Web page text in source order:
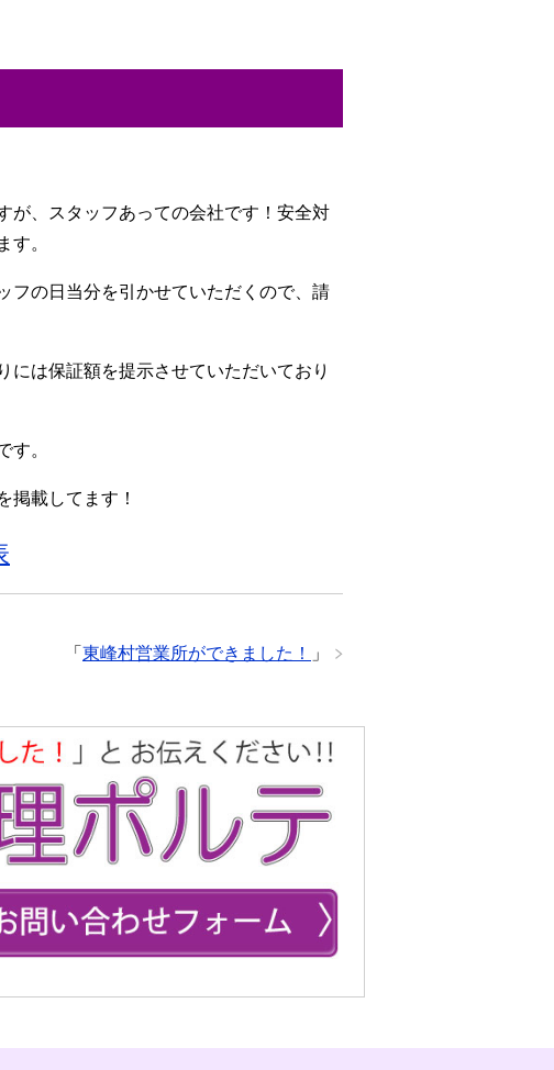
が、スタッフあっての会社です！安全対
す。
フの日当分を引かせていただくので、請
には保証額を提示させていただいており
す。
掲載してます！
「 東峰村営業所ができました！ 」